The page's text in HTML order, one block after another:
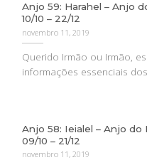
Anjo 59: Harahel – Anjo
10/10 – 22/12
novembro 11, 2019
Querido Irmão ou Irmão,
informações essenciais
Anjo 58: Ieialel – Anjo do
09/10 – 21/12
novembro 11, 2019